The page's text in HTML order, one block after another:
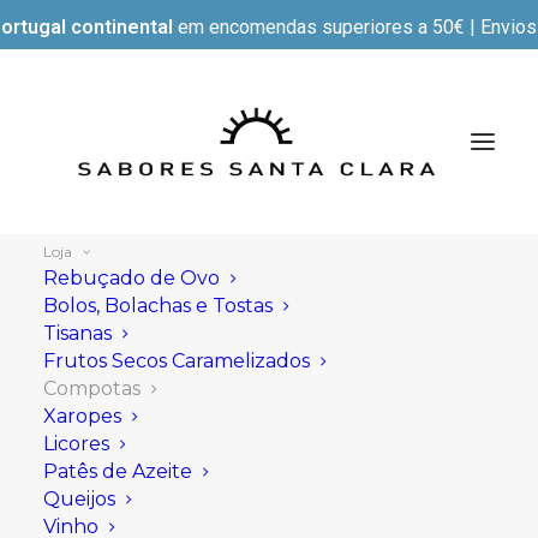
continental em encomendas superiores a 50€ |
Loja
Rebuçado de Ovo
Bolos, Bolachas e Tostas
Tisanas
Frutos Secos Caramelizados
Compotas
Xaropes
Licores
Patês de Azeite
Queijos
Vinho